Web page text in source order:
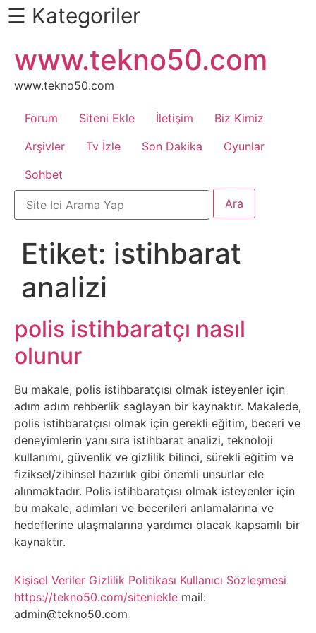
Daha
Fazlası
İçin
Kaydır
Android
Apk
Arabalar
Bankacılık
İşlemleri
Belgesel
Bilgi
Bilgisayar
Bilim
Bitcoin
Bitkiler
Çizgi
Film
Diğer
☰ Kategoriler
atla
www.tekno50.com
www.tekno50.com
Forum Siteni Ekle İletişim
Biz Kimiz
Arşivler
Tv İzle Son Dakika
Oyunlar
Sohbet
Etiket: istihbarat
analizi
polis istihbaratçı nasıl
olunur
Bu makale, polis istihbaratçısı olmak isteyenler için
adım adım rehberlik sağlayan bir kaynaktır. Makalede,
polis istihbaratçısı olmak için gerekli eğitim, beceri ve
deneyimlerin yanı sıra istihbarat analizi, teknoloji
kullanımı, güvenlik ve gizlilik bilinci, sürekli eğitim ve
fiziksel/zihinsel hazırlık gibi önemli unsurlar ele
alınmaktadır. Polis istihbaratçısı olmak isteyenler için
bu makale, adımları ve becerileri anlamalarına ve
hedeflerine ulaşmalarına yardımcı olacak kapsamlı bir
kaynaktır.
Kişisel Veriler Gizlilik Politikası Kullanıcı Sözleşmesi
https://tekno50.com/siteniekle mail:
admin@tekno50.com